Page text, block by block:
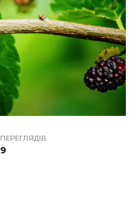
ПЕРЕГЛЯДІВ
9